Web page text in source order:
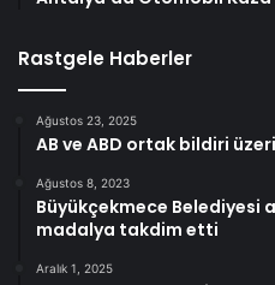
Rastgele Haberler
Ağustos 23, 2025
AB ve ABD ortak bildiri
Ağustos 8, 2023
Büyükçekmece
madalya takdim etti
Aralık 1, 2025